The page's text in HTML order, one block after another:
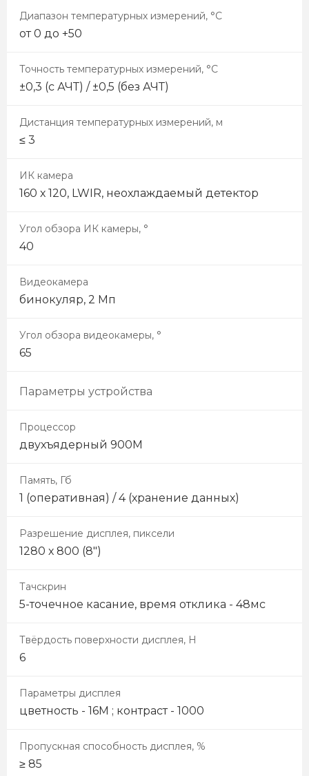
Диапазон температурных измерений, °С
от 0 до +50
Точность температурных измерений, °С
±0,3 (с АЧТ) / ±0,5 (без АЧТ)
Дистанция температурных измерений, м
≤ 3
ИК камера
160 х 120, LWIR, неохлаждаемый детектор
Угол обзора ИК камеры, °
40
Видеокамера
бинокуляр, 2 Мп
Угол обзора видеокамеры, °
65
Параметры устройства
Процессор
двухъядерный 900М
Память, Гб
1 (оперативная) / 4 (хранение данных)
Разрешение дисплея, пиксели
1280 х 800 (8″)
Тачскрин
5-точечное касание, время отклика - 48мс
Твёрдость поверхности дисплея, Н
6
Параметры дисплея
цветность - 16М ; контраст - 1000
Пропускная способность дисплея, %
≥ 85